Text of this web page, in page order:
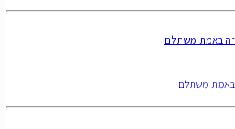
באמת משתלם